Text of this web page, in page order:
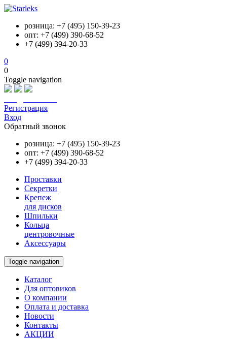
розница: +7 (495) 150-39-23
опт: +7 (499) 390-68-52
+7 (499) 394-20-33
0
0
Toggle navigation
Регистрация
Вход
Обратный звонок
розница: +7 (495) 150-39-23
опт: +7 (499) 390-68-52
+7 (499) 394-20-33
Проставки
Секретки
Крепеж
для дисков
Шпильки
Кольца
центровочные
Аксессуары
Toggle navigation
Каталог
Для оптовиков
О компании
Оплата и доставка
Новости
Контакты
АКЦИИ